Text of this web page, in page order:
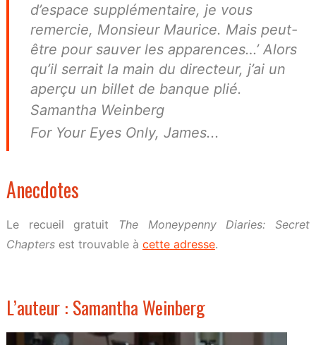
d’espace supplémentaire, je vous
remercie, Monsieur Maurice. Mais peut-
être pour sauver les apparences…’ Alors
qu’il serrait la main du directeur, j’ai un
aperçu un billet de banque plié.
Samantha Weinberg
For Your Eyes Only, James...
Anecdotes
Le recueil gratuit The Moneypenny Diaries: Secret
Chaptersest trouvable à cette adresse.
L’auteur : Samantha Weinberg